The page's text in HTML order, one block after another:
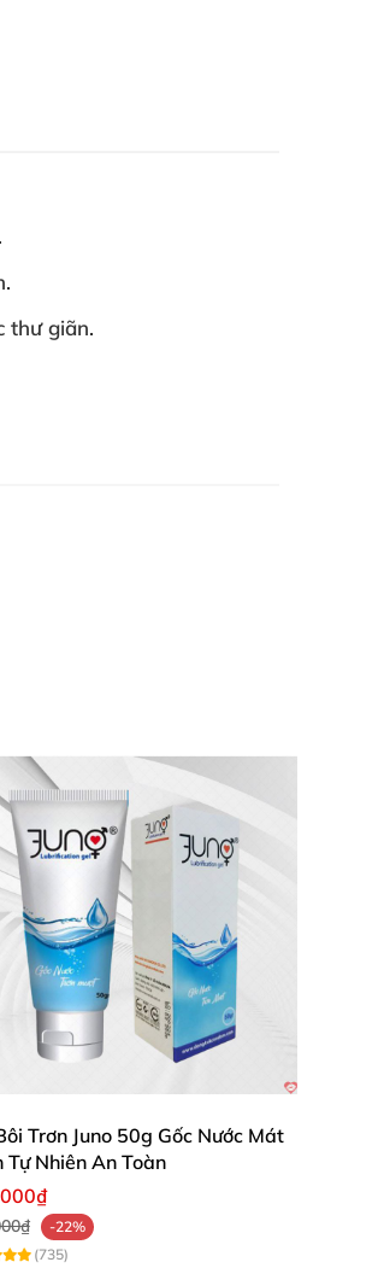
thư giãn.
bảo an toàn.
không nên sử dụng sai
tiêu chí sau đây:
Trơn Juno 50g Gốc Nước Mát
Tự Nhiên An Toàn
-22%
(735)